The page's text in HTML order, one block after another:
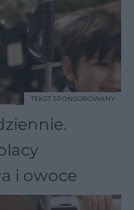
i owoce
TEKST SPONSOROWANY